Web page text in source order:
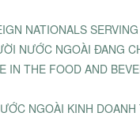
NATIONALS
NƯỚC NGOÀI ĐANG
IN THE FOOD AND
NGOÀI KINH